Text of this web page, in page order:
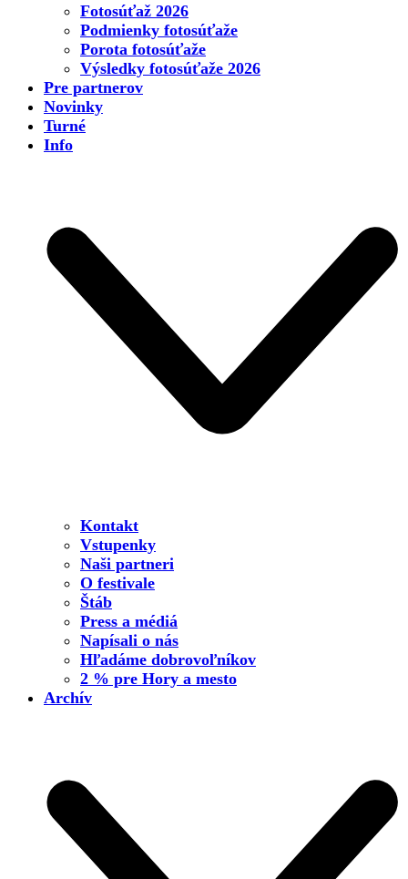
Fotosúťaž 2026
Podmienky fotosúťaže
Porota fotosúťaže
Výsledky fotosúťaže 2026
Pre partnerov
Novinky
Turné
Info
Kontakt
Vstupenky
Naši partneri
O festivale
Štáb
Press a médiá
Napísali o nás
Hľadáme dobrovoľníkov
2 % pre Hory a mesto
Archív